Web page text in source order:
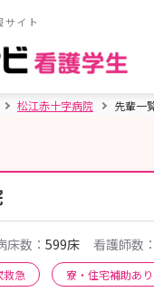
サイト
松江赤十字病院 先輩一
床数： 599床 看護師数：
救急 寮・住宅補助あり